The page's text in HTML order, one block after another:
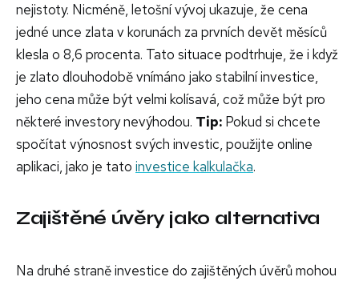
nejistoty. Nicméně, letošní vývoj ukazuje, že cena
jedné unce zlata v korunách za prvních devět měsíců
klesla o 8,6 procenta. Tato situace podtrhuje, že i když
je zlato dlouhodobě vnímáno jako stabilní investice,
jeho cena může být velmi kolísavá, což může být pro
některé investory nevýhodou. Tip: Pokud si chcete
spočítat výnosnost svých investic, použijte online
aplikaci, jako je tato investice kalkulačka.
Zajištěné úvěry jako alternativa
Na druhé straně investice do zajištěných úvěrů mohou